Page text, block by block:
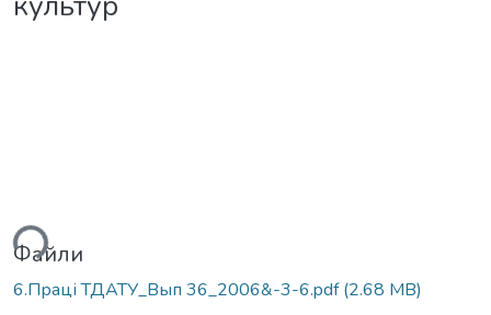
Файли
6.Праці ТДАТУ_Вып 36_2006&-3-6.pdf(2.68 MB)